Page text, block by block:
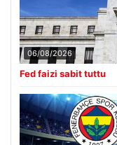
06/08/2026
Fed faizi sabit tuttu